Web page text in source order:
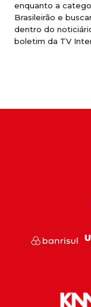
enquanto a
Brasileirão e
dentro do
boletim da TV